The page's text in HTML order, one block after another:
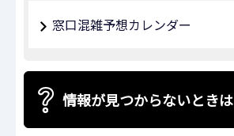
窓口混雑予想カレンダー
情報が見つからないときは